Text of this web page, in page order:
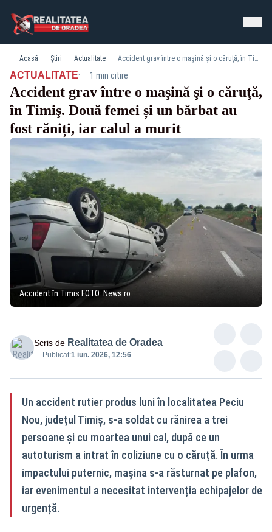
Acasă Știri Actualitate Accident grav între o maşină şi o căruţă, în Timiş. Două femei și un bărbat au fost răniți, iar calul a murit
ACTUALITATE· 1 min citire
Accident grav între o maşină şi o căruţă,
în Timiş. Două femei și un bărbat au
fost răniți, iar calul a murit
Accident în Timis FOTO: News.ro
Scris de Realitatea de Oradea
Publicat:1 iun. 2026, 12:56
Un accident rutier produs luni în localitatea Peciu
Nou, județul Timiș, s-a soldat cu rănirea a trei
persoane și cu moartea unui cal, după ce un
autoturism a intrat în coliziune cu o căruță. În urma
impactului puternic, mașina s-a răsturnat pe plafon,
iar evenimentul a necesitat intervenția echipajelor de
urgență.